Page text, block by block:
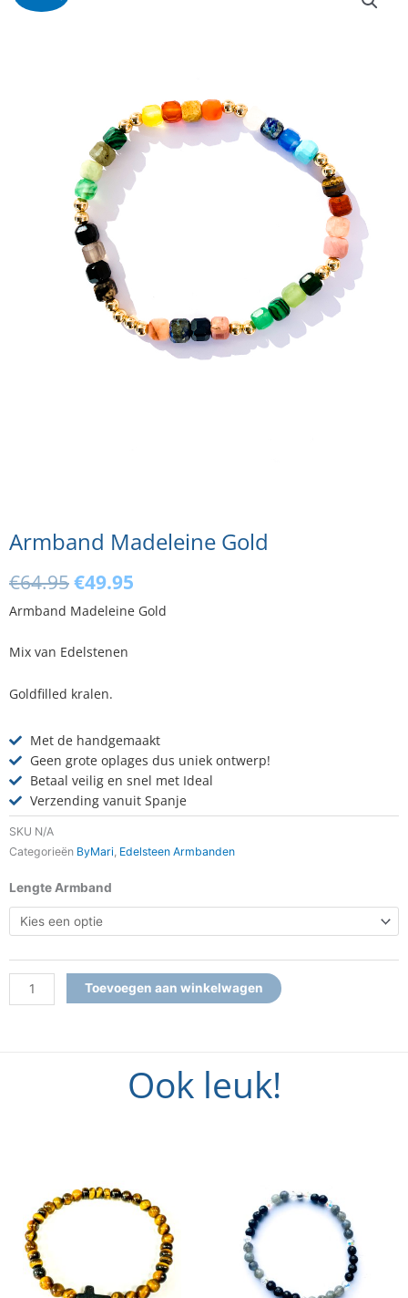
Armband Madeleine Gold
€64.95Oorspronkelijke
prijs
was:
€64.95.
€49.95
prijs
is:
Armband Madeleine Gold
Mix van Edelstenen
Goldfilled kralen.
Met de handgemaakt
Geen grote oplages dus uniek ontwerp!
Betaal veilig en snel met Ideal
Verzending vanuit Spanje
SKU N/A
Categorieën ByMari, Edelsteen Armbanden
Lengte Armband
Armband
Madeleine
Gold
Toevoegen aan winkelwagen
Ook leuk!
heeft
meerdere
variaties.
Deze
optie
meerdere
variaties.
Deze
optie